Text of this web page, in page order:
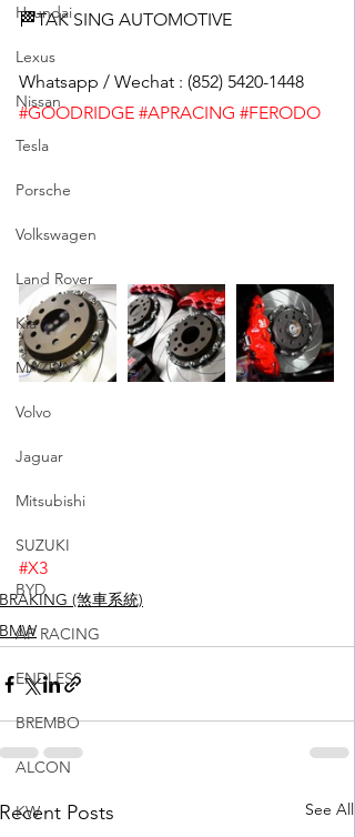
Hyundai
Lexus
Nissan
Tesla
Porsche
Volkswagen
Land Rover
Kia
MAZDA
Volvo
Jaguar
Mitsubishi
SUZUKI
BYD
AP RACING
ENDLESS
BREMBO
ALCON
KW
🏁TAK SING AUTOMOTIVE
Whatsapp / Wechat : (852) 5420-1448
#GOODRIDGE #APRACING #FERODO
#X3
BRAKING (煞車系統)
BMW
Recent Posts See All